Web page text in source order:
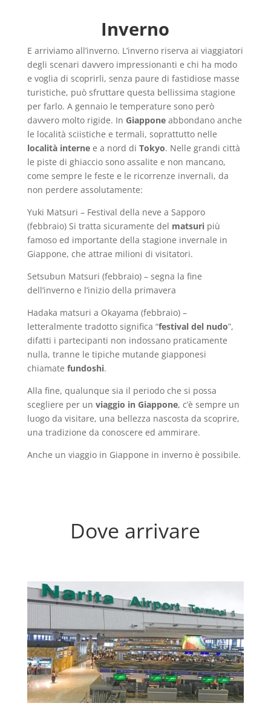
Inverno
E arriviamo all’inverno. L’inverno riserva ai viaggiatori
degli scenari davvero impressionanti e chi ha modo
e voglia di scoprirli, senza paure di fastidiose masse
turistiche, può sfruttare questa bellissima stagione
per farlo. A gennaio le temperature sono però
davvero molto rigide. In Giappone abbondano anche
le località sciistiche e termali, soprattutto nelle
località internee a nord di Tokyo. Nelle grandi città
le piste di ghiaccio sono assalite e non mancano,
come sempre le feste e le ricorrenze invernali, da
non perdere assolutamente:
Yuki Matsuri – Festival della neve a Sapporo
(febbraio) Si tratta sicuramente del matsuripiù
famoso ed importante della stagione invernale in
Giappone, che attrae milioni di visitatori.
Setsubun Matsuri (febbraio) – segna la fine
dell’inverno e l’inizio della primavera
Hadaka matsuri a Okayama (febbraio) –
letteralmente tradotto significa “festival del nudo”,
difatti i partecipanti non indossano praticamente
nulla, tranne le tipiche mutande giapponesi
chiamate fundoshi.
Alla fine, qualunque sia il periodo che si possa
scegliere per un viaggio in Giappone, c’è sempre un
luogo da visitare, una bellezza nascosta da scoprire,
una tradizione da conoscere ed ammirare.
Anche un viaggio in Giappone in inverno è possibile.
Dove arrivare